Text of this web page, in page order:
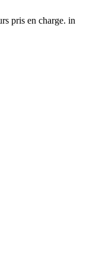
pris en charge. in